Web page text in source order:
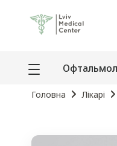
Головна Лікарі